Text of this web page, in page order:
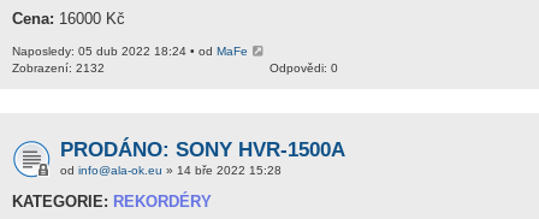
Cena: 16000 Kč
Naposledy: 05 dub 2022 18:24 • od MaFe
Odpovědi: 0
Zobrazení: 2132
PRODÁNO: SONY HVR-1500A
od info@ala-ok.eu » 14 bře 2022 15:28
KATEGORIE: REKORDÉRY